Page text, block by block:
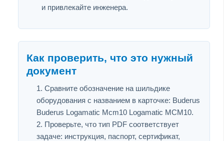
и привлекайте инженера.
Как проверить, что это нужный
документ
Сравните обозначение на шильдике
оборудования с названием в карточке: Buderus
Buderus Logamatic Mcm10 Logamatic MCM10.
Проверьте, что тип PDF соответствует
задаче: инструкция, паспорт, сертификат,